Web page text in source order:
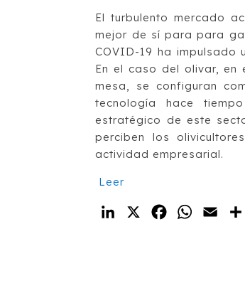
El turbulento mercado
mejor de sí para para
COVID-19 ha
En el caso del olivar,
mesa, se configuran
tecnología hace
estratégico de este
perciben los
actividad empresarial.
Leer
LinkedIn
X Facebook